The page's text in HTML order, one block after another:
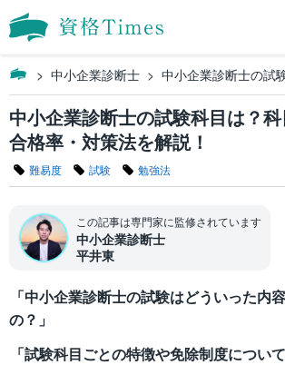
中小企業診断士 中小企業診断士の試
中小企業診断士の試験科目は？
合格率・対策法を解説！
難易度 試験 勉強法
この記事は専門家に監修されています
中小企業診断士
平井東
「中小企業診断士の試験はどういった内
の？」
「試験科目ごとの特徴や免除制度につい